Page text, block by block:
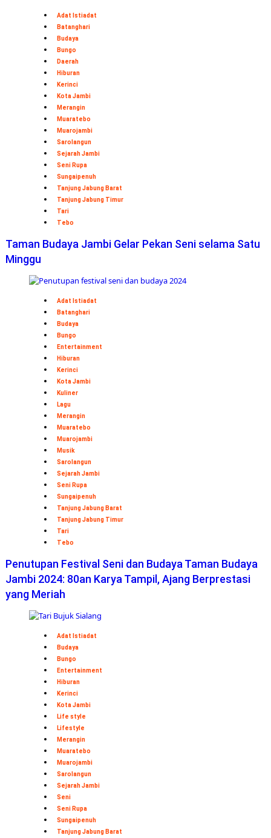
Adat Istiadat
Batanghari
Budaya
Bungo
Daerah
Hiburan
Kerinci
Kota Jambi
Merangin
Muaratebo
Muarojambi
Sarolangun
Sejarah Jambi
Seni Rupa
Sungaipenuh
Tanjung Jabung Barat
Tanjung Jabung Timur
Tari
Tebo
Taman Budaya Jambi Gelar Pekan Seni selama Satu
Minggu
Adat Istiadat
Batanghari
Budaya
Bungo
Entertainment
Hiburan
Kerinci
Kota Jambi
Kuliner
Lagu
Merangin
Muaratebo
Muarojambi
Musik
Sarolangun
Sejarah Jambi
Seni Rupa
Sungaipenuh
Tanjung Jabung Barat
Tanjung Jabung Timur
Tari
Tebo
Penutupan Festival Seni dan Budaya Taman Budaya
Jambi 2024: 80an Karya Tampil, Ajang Berprestasi
yang Meriah
Adat Istiadat
Budaya
Bungo
Entertainment
Hiburan
Kerinci
Kota Jambi
Life style
Lifestyle
Merangin
Muaratebo
Muarojambi
Sarolangun
Sejarah Jambi
Seni
Seni Rupa
Sungaipenuh
Tanjung Jabung Barat